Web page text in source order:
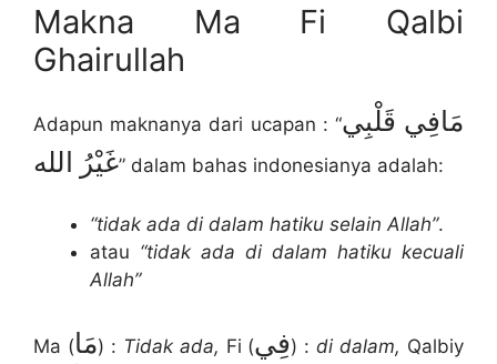
Makna Ma Fi Qalbi
Ghairullah
Adapun maknanya dari ucapan : “مَافِي قَلْبِي
غَيْرُ الله” dalam bahas indonesianya adalah:
“tidak ada di dalam hatiku selain Allah”.
atau “tidak ada di dalam hatiku kecuali
Allah”
Ma (مَا) : Tidak ada, Fi (فِي) :di dalam, Qalbiy